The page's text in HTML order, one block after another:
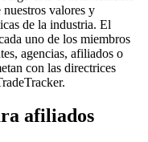
nuestros valores y
de la industria. El
uno de los miembros
agencias, afiliados o
con las directrices
afiliados